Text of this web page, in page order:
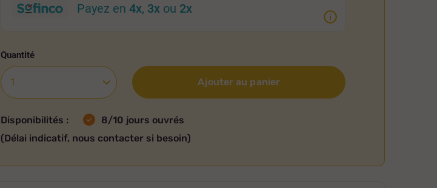
Payez en4x, 3x ou 2x
Quantité
Ajouter au panier
Disponibilités :
8/10 jours ouvrés
(Délai indicatif, nous contacter si besoin)